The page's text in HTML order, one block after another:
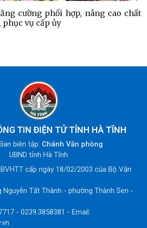
cường phối hợp, nâng cao chất
vụ cấp ủy
TIN ĐIỆN TỬ TỈNH HÀ TĨNH
biên tập: Chánh Văn phòng
UBND tỉnh Hà Tĩnh
cấp ngày 18/02/2003 của Bộ Văn
Tất Thành - phường Thành Sen -
- 0239.3858381 - Email: